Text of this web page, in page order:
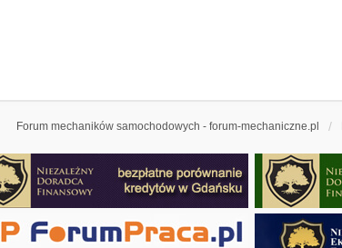
Forum mechaników samochodowych - forum-mechaniczne.pl